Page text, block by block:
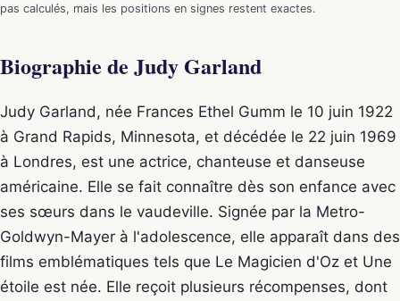
pas calculés, mais les positions en signes restent exactes.
Biographie de Judy Garland
Judy Garland, née Frances Ethel Gumm le 10 juin 1922
à Grand Rapids, Minnesota, et décédée le 22 juin 1969
à Londres, est une actrice, chanteuse et danseuse
américaine. Elle se fait connaître dès son enfance avec
ses sœurs dans le vaudeville. Signée par la Metro-
Goldwyn-Mayer à l'adolescence, elle apparaît dans des
films emblématiques tels que Le Magicien d'Oz et Une
étoile est née. Elle reçoit plusieurs récompenses, dont